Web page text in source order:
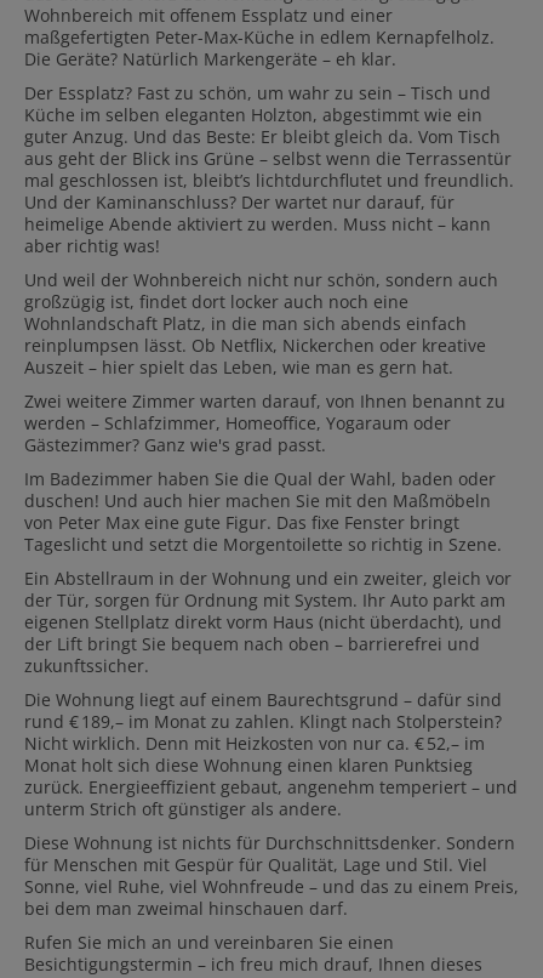
Wohnbereich mit offenem Essplatz und einer
maßgefertigten Peter-Max-Küche in edlem Kernapfelholz.
Die Geräte? Natürlich Markengeräte – eh klar.
Der Essplatz? Fast zu schön, um wahr zu sein – Tisch und
Küche im selben eleganten Holzton, abgestimmt wie ein
guter Anzug. Und das Beste: Er bleibt gleich da. Vom Tisch
aus geht der Blick ins Grüne – selbst wenn die Terrassentür
mal geschlossen ist, bleibt’s lichtdurchflutet und freundlich.
Und der Kaminanschluss? Der wartet nur darauf, für
heimelige Abende aktiviert zu werden. Muss nicht – kann
aber richtig was!
Und weil der Wohnbereich nicht nur schön, sondern auch
großzügig ist, findet dort locker auch noch eine
Wohnlandschaft Platz, in die man sich abends einfach
reinplumpsen lässt. Ob Netflix, Nickerchen oder kreative
Auszeit – hier spielt das Leben, wie man es gern hat.
Zwei weitere Zimmer warten darauf, von Ihnen benannt zu
werden – Schlafzimmer, Homeoffice, Yogaraum oder
Gästezimmer? Ganz wie's grad passt.
Im Badezimmer haben Sie die Qual der Wahl, baden oder
duschen! Und auch hier machen Sie mit den Maßmöbeln
von Peter Max eine gute Figur. Das fixe Fenster bringt
Tageslicht und setzt die Morgentoilette so richtig in Szene.
Ein Abstellraum in der Wohnung und ein zweiter, gleich vor
der Tür, sorgen für Ordnung mit System. Ihr Auto parkt am
eigenen Stellplatz direkt vorm Haus (nicht überdacht), und
der Lift bringt Sie bequem nach oben – barrierefrei und
zukunftssicher.
Die Wohnung liegt auf einem Baurechtsgrund – dafür sind
rund € 189,– im Monat zu zahlen. Klingt nach Stolperstein?
Nicht wirklich. Denn mit Heizkosten von nur ca. € 52,– im
Monat holt sich diese Wohnung einen klaren Punktsieg
zurück. Energieeffizient gebaut, angenehm temperiert – und
unterm Strich oft günstiger als andere.
Diese Wohnung ist nichts für Durchschnittsdenker. Sondern
für Menschen mit Gespür für Qualität, Lage und Stil. Viel
Sonne, viel Ruhe, viel Wohnfreude – und das zu einem Preis,
bei dem man zweimal hinschauen darf.
Rufen Sie mich an und vereinbaren Sie einen
Besichtigungstermin – ich freu mich drauf, Ihnen dieses